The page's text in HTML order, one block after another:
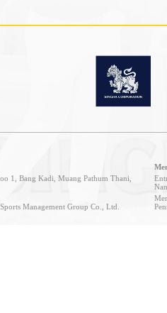
1, Bang Kadi, Muang Pathum Thani,
Management Group Co., Ltd.